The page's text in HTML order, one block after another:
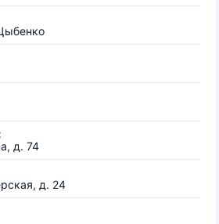
д. 74
д. 24